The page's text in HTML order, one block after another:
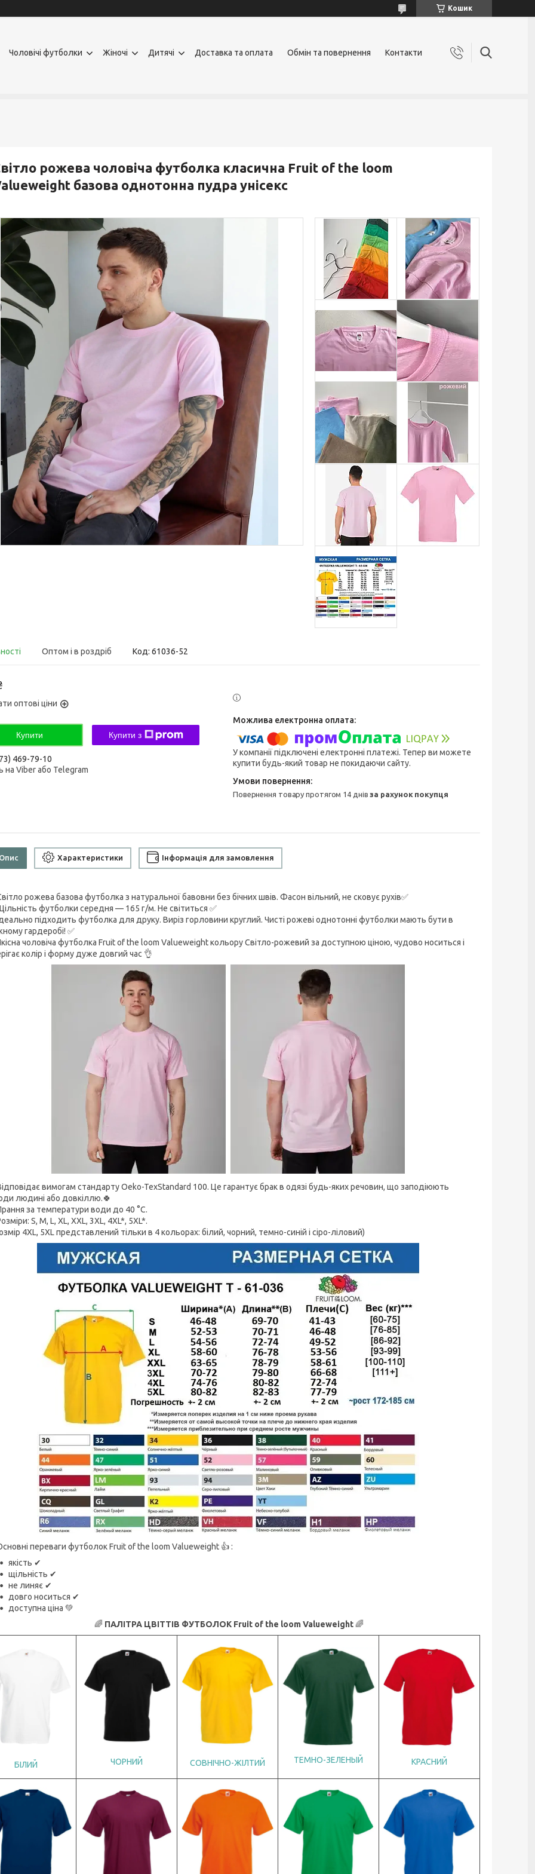
Кошик
Чоловічі футболки Жіночі Дитячі Доставка та оплата Обмін та повернення Контакти
рожева чоловіча футболка класична Fruit of the loom
базова однотонна пудра унісекс
Оптом і в роздріб Код: 61036-52
оптові ціни
Купити Купити з
469-79-10
на Viber або Telegram
У компанії підключені електронні платежі. Тепер ви можете
купити будь-який товар не покидаючи сайту.
повернення товару протягом 14 днівза рахунок покупця
Опис Характеристики Інформація для замовлення
рожева базова футболка з натуральної бавовни без бічних швів. Фасон вільний, не сковує рухів✅
футболки середня — 165 г/м. Не світиться ✅
підходить футболка для друку. Виріз горловини круглий. Чисті рожеві однотонні футболки мають бути в
гардеробі! ✅
чоловіча футболка Fruit of the loom Valueweight кольору Світло-рожевий за доступною ціною, чудово носиться і
колір і форму дуже довгий час 👌
вимогам стандарту Oeko-TexStandard 100. Це гарантує брак в одязі будь-яких речовин, що заподіюють
людині або довкіллю.🍀
за температури води до 40 °C.
S, M, L, XL, XXL, 3XL, 4XL*, 5XL*.
4XL, 5XL представлений тільки в 4 кольорах: білий, чорний, темно-синій і сіро-ліловий)
переваги футболок Fruit of the loom Valueweight 👍 :
якість ✔
щільність ✔
не линяє ✔
довго носиться ✔
доступна ціна 💚
🌈 ПАЛІТРА ЦВІТТІВ ФУТБОЛОК Fruit of the loom Valueweight 🌈
БІЛИЙ ЧОРНИЙ СОВНІЧНО-ЖІЛТИЙ ТЕМНО-ЗЕЛЕНЫЙ КРАСНИЙ